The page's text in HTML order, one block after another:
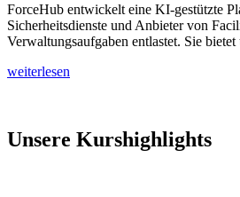
ForceHub entwickelt eine KI-gestützte
Sicherheitsdienste und Anbieter von
Verwaltungsaufgaben entlastet. Sie
weiterlesen
Unsere Kurshighlights